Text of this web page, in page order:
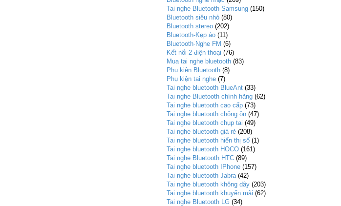
Tai nghe Bluetooth Samsung (150)
Bluetooth siêu nhỏ (80)
Bluetooth stereo (202)
Bluetooth-Kẹp áo (11)
Bluetooth-Nghe FM (6)
Kết nối 2 điện thoại (76)
Mua tai nghe bluetooth (83)
Phụ kiện Bluetooth (8)
Phụ kiện tai nghe (7)
Tai nghe bluetooth BlueAnt (33)
Tai nghe Bluetooth chính hãng (62)
Tai nghe bluetooth cao cấp (73)
Tai nghe bluetooth chống ồn (47)
Tai nghe bluetooth chụp tai (49)
Tai nghe bluetooth giá rẻ (208)
Tai nghe bluetooth hiển thị số (1)
Tai nghe bluetooth HOCO (161)
Tai nghe Bluetooth HTC (89)
Tai nghe bluetooth IPhone (157)
Tai nghe bluetooth Jabra (42)
Tai nghe bluetooth không dây (203)
Tai nghe bluetooth khuyến mãi (62)
Tai nghe Bluetooth LG (34)